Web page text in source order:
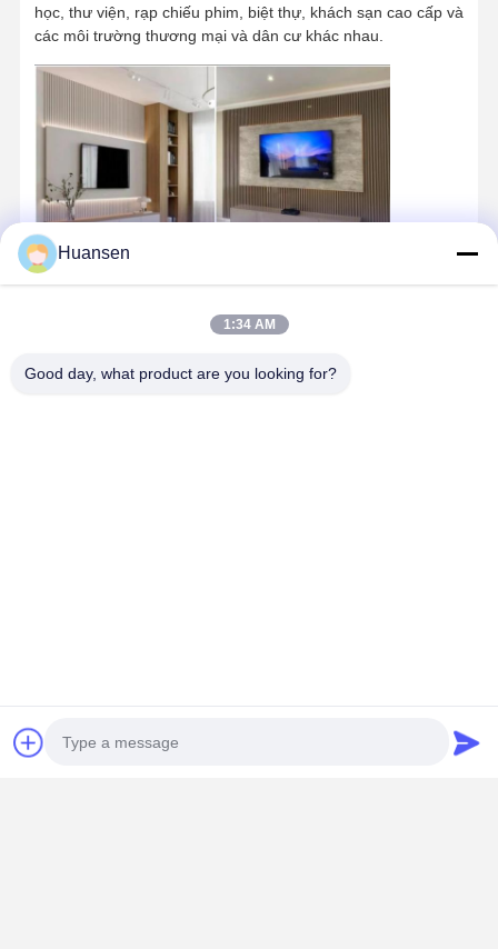
học, thư viện, rạp chiếu phim, biệt thự, khách sạn cao cấp và
các môi trường thương mại và dân cư khác nhau.
Huansen
1:34 AM
Good day, what product are you looking for?